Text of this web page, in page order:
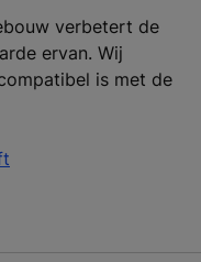
verbetert de
ervan. Wij
is met de